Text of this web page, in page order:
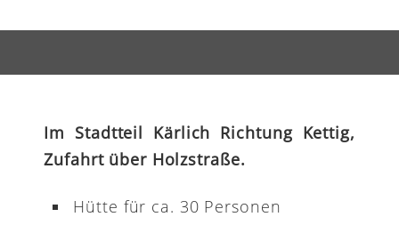
Im Stadtteil Kärlich Richtung Kettig,
Zufahrt über Holzstraße.
Hütte für ca. 30 Personen